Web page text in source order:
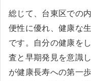
総じて、台東区での
便性に優れ、健康な
です。自分の健康を
査と早期発見を意識
が健康長寿への第一